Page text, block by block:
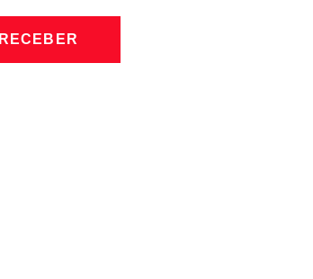
RECEBER